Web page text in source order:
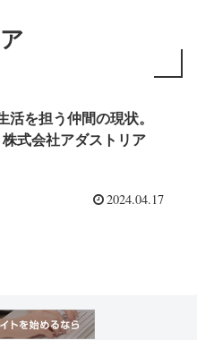
活を担う仲間の現状。
式会社アダストリア
2024.04.17